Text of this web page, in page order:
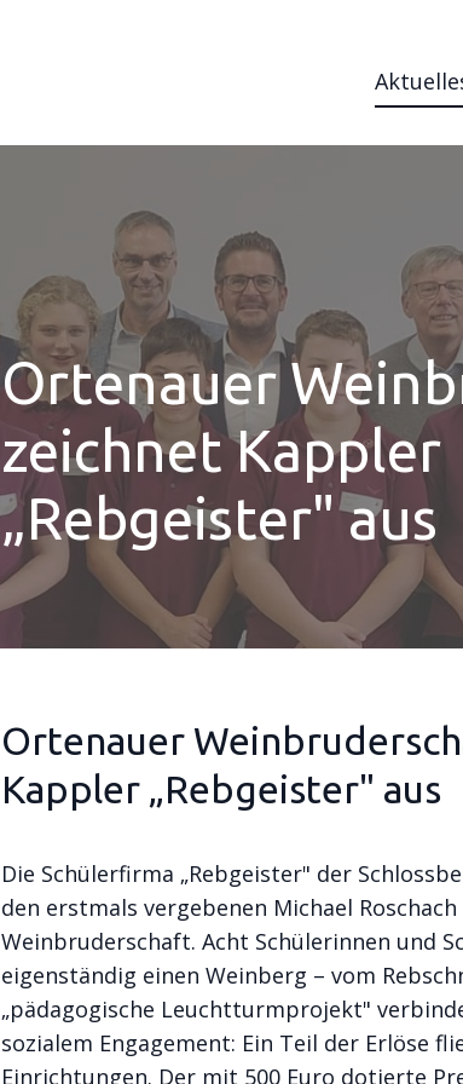
Ortenauer
zeichnet Kappler
„Rebgeister" aus
Ortenauer
Kappler „Rebgeister" aus
Die Schülerfirma „Rebgeister" der
den erstmals vergebenen Michael
Weinbruderschaft. Acht Schülerinnen und
eigenständig einen Weinberg – vom
„pädagogische Leuchtturmprojekt"
sozialem Engagement: Ein Teil der Erlöse
Einrichtungen. Der mit 500 Euro dotierte